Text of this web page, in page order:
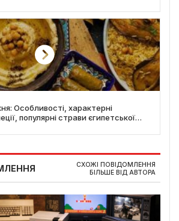
Особливості, характерні
популярні страви єгипетської
СХОЖІ ПОВІДОМЛЕННЯ
БІЛЬШЕ ВІД АВТОРА